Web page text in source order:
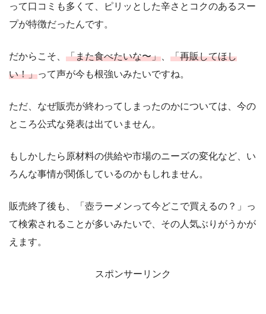
って口コミも多くて、ピリッとした辛さとコクのあるスー
プが特徴だったんです。
だからこそ、 「また食べたいな〜」
「再販してほし
い！」って声が今も根強いみたいですね。
ただ、なぜ販売が終わってしまったのかについては、今の
ところ公式な発表は出ていません。
もしかしたら原材料の供給や市場のニーズの変化など、い
ろんな事情が関係しているのかもしれません。
販売終了後も、「壺ラーメンって今どこで買えるの？」っ
て検索されることが多いみたいで、その人気ぶりがうかが
えます。
スポンサーリンク